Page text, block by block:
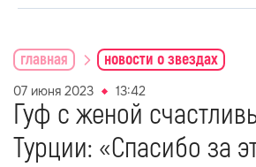
главная новости о звездах
07 июня 2023 13:42
Гуф с женой
Турции: «Спасибо за